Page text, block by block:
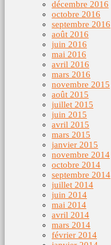
décembre 2016
octobre 2016
septembre 2016
août 2016
juin 2016
mai 2016
avril 2016
mars 2016
novembre 2015
août 2015
juillet 2015
juin 2015
avril 2015
mars 2015
janvier 2015
novembre 2014
octobre 2014
septembre 2014
juillet 2014
juin 2014
mai 2014
avril 2014
mars 2014
février 2014